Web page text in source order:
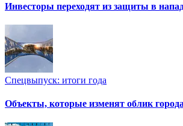
Инвесторы переходят из защиты в
Спецвыпуск: итоги года
Объекты, которые изменят облик города